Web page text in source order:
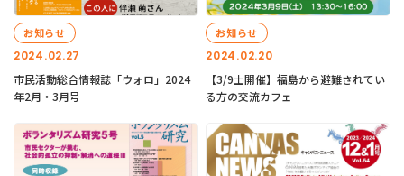
2024.02.27
お知らせ
市民活動総合情報誌「ウォロ」2024
年2月・3月号
2024.02.20
お知らせ
【3/9土開催】福島から避難されてい
る方の交流カフェ